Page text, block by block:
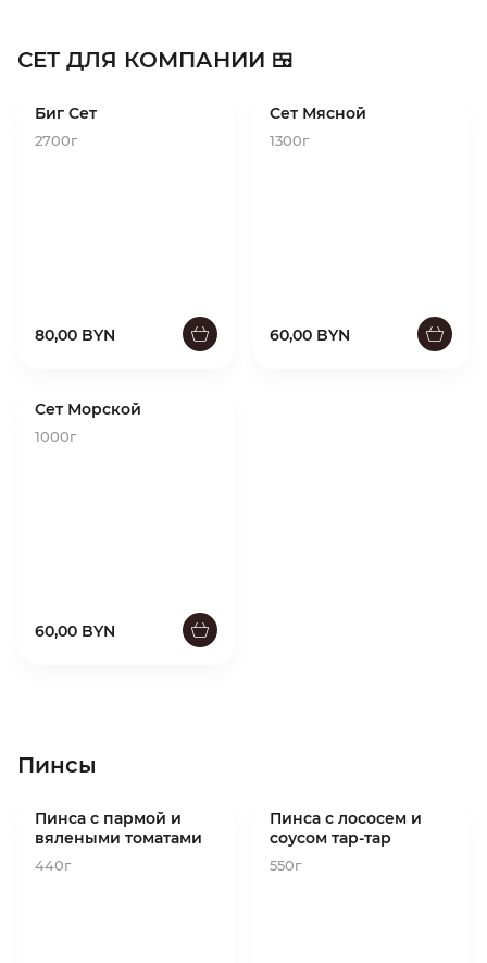
СЕТ ДЛЯ КОМПАНИИ 🍱
Биг Сет
2700г
80,00 BYN
Сет Мясной
1300г
60,00 BYN
Сет Морской
1000г
60,00 BYN
Пинсы
Пинса с пармой и
вялеными томатами
440г
Пинса с лососем и
соусом тар-тар
550г